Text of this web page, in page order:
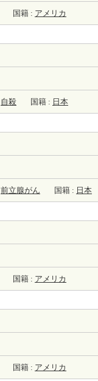
国籍 : アメリカ
自殺 国籍 : 日本
前立腺がん 国籍 : 日本
国籍 : アメリカ
国籍 : アメリカ